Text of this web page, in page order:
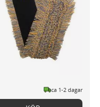
ca 1-2 dagar